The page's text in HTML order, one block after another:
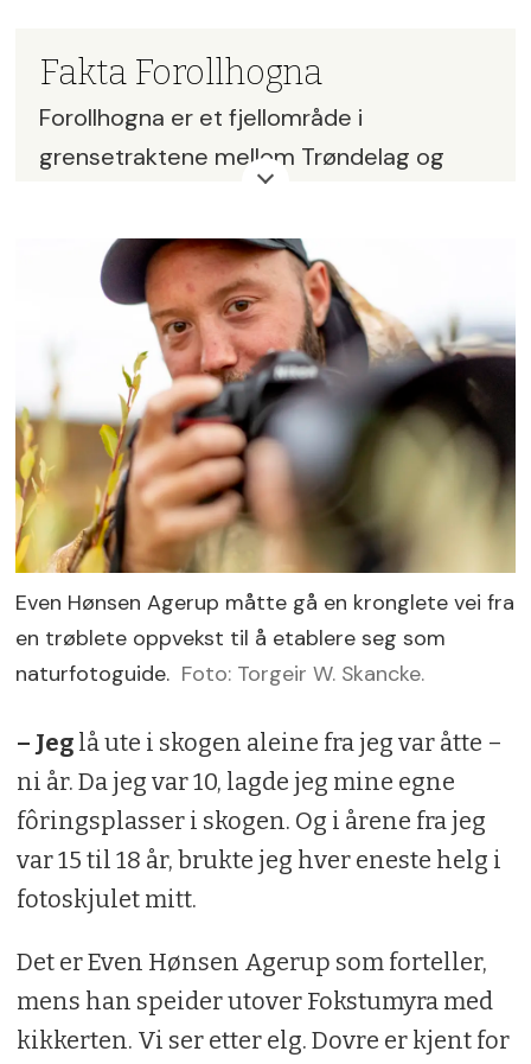
Fakta Forollhogna
Forollhogna er et fjellområde i
grensetraktene mellom Trøndelag og
Fjellområdet ble nasjonalpark (over 1000
km2) i 2001.
Søndre del er eid av private
rettighetshavere, delt på fire sameier/
grunneierlag. Nordre del består av en
rekke statsallmenninger.
Priser på statsallmenning varierer etter
jaktområde, innenbygds/ utenbygds, men
kan ligge fra 2000 kroner for kalv og opp
til 25 000 kroner for storbukk.
Pris på private terreng varierer fra 8000
kroner for kalv til 50 000 kroner for
storbukk.
Les mer om de private tilbudene mer på
vingelen.com
Les ellers mer på
finner du også oversikt over aktuelle
private eiendommer, sameier og
fjellstyrer, inkludert kontaktpersoner.
Even Hønsen Agerup måtte gå en kronglete vei fra
en trøblete oppvekst til å etablere seg som
naturfotoguide. Foto: Torgeir W. Skancke.
– Jeglå ute i skogen aleine fra jeg var åtte –
ni år. Da jeg var 10, lagde jeg mine egne
fôringsplasser i skogen. Og i årene fra jeg
var 15 til 18 år, brukte jeg hver eneste helg i
fotoskjulet mitt.
Det er Even Hønsen Agerup som forteller,
mens han speider utover Fokstumyra med
kikkerten. Vi ser etter elg. Dovre er kjent for